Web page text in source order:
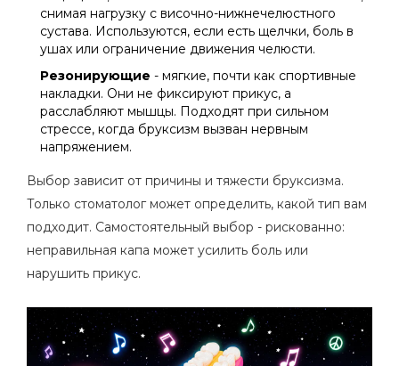
снимая нагрузку с височно-нижнечелюстного
сустава. Используются, если есть щелчки, боль в
ушах или ограничение движения челюсти.
Резонирующие - мягкие, почти как спортивные
накладки. Они не фиксируют прикус, а
расслабляют мышцы. Подходят при сильном
стрессе, когда бруксизм вызван нервным
напряжением.
Выбор зависит от причины и тяжести бруксизма.
Только стоматолог может определить, какой тип вам
подходит. Самостоятельный выбор - рискованно:
неправильная капа может усилить боль или
нарушить прикус.